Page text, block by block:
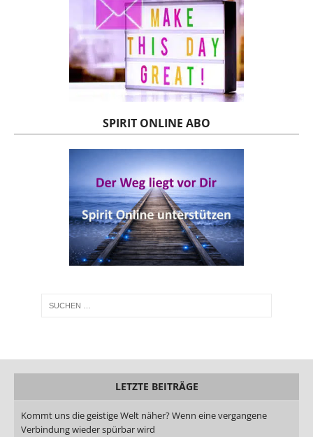
SPIRIT ONLINE ABO
LETZTE BEITRÄGE
Kommt uns die geistige Welt näher? Wenn eine vergangene
Verbindung wieder spürbar wird